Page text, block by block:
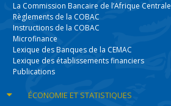
La Commission Bancaire de l’Afrique Centrale
Règlements de la COBAC
Instructions de la COBAC
Microfinance
Lexique des Banques de la CEMAC
Lexique des établissements financiers
Publications
ÉCONOMIEET STATISTIQUES